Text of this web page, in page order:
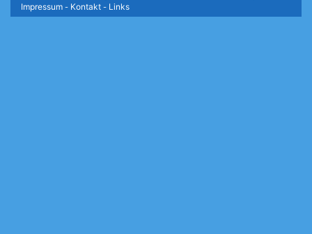
Impressum - Kontakt - Links